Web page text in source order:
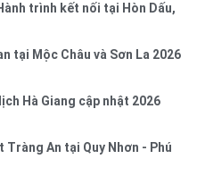
trình kết nối tại Hòn Dấu,
tại Mộc Châu và Sơn La 2026
Hà Giang cập nhật 2026
An tại Quy Nhơn - Phú